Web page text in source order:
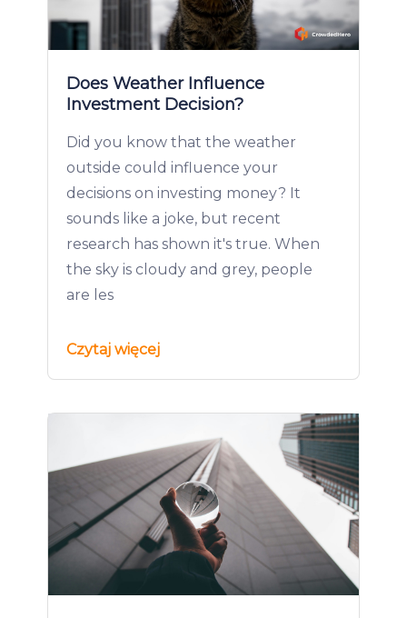
Does Weather Influence
Investment Decision?
Did you know that the weather
outside could influence your
decisions on investing money? It
sounds like a joke, but recent
research has shown it's true. When
the sky is cloudy and grey, people
are les
Czytaj więcej